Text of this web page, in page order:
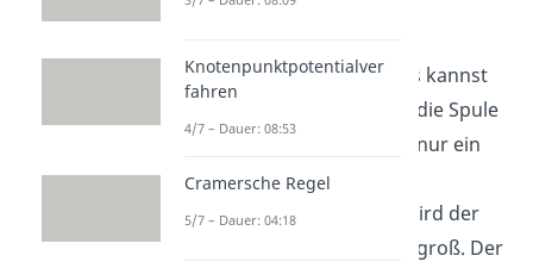
Zum besseren Verständnis kannst
du dir vorstellen, als wäre die Spule
bei niedrigen
nur ein
normaler Draht, also ein
Kurzschluss. Für
wird der
sehr groß. Der
Knotenpunktpotentialver
fahren
4/7 – Dauer: 08:53
Cramersche Regel
5/7 – Dauer: 04:18